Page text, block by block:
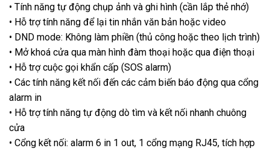
• Tính năng tự động chụp ảnh và ghi hình (cần lắp thẻ nhớ)
• Hỗ trợ tính năng để lại tin nhắn văn bản hoặc video
• DND mode: Không làm phiền (thủ công hoặc theo lịch trình)
• Mở khoá cửa qua màn hình đàm thoại hoặc qua điện thoại
• Hỗ trợ cuộc gọi khẩn cấp (SOS alarm)
• Các tính năng kết nối đến các cảm biến báo động qua cổng
alarm in
• Hỗ trợ tính năng tự động dò tìm và kết nối nhanh chuông
cửa
• Cổng kết nối: alarm 6 in 1 out, 1 cổng mạng RJ45, tích hợp